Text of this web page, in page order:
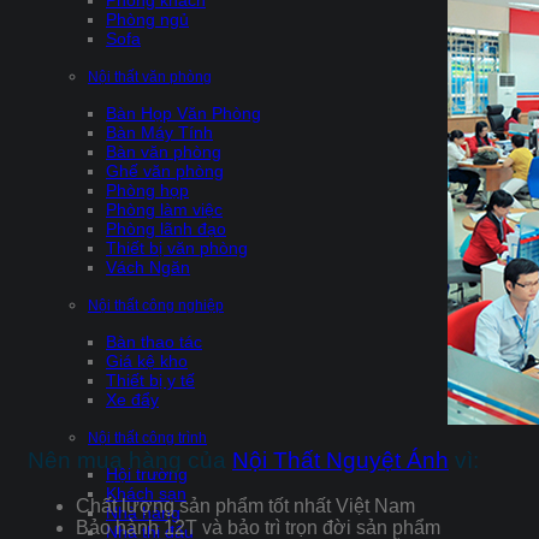
Phòng ngủ
Sofa
Nội thất văn phòng
Bàn Họp Văn Phòng
Bàn Máy Tính
Bàn văn phòng
Ghế văn phòng
Phòng họp
Phòng làm việc
Phòng lãnh đạo
Thiết bị văn phòng
Vách Ngăn
Nội thất công nghiệp
Bàn thao tác
Giá kệ kho
Thiết bị y tế
Xe đẩy
Nội thất công trình
Hội trường
Khách sạn
Nhà hàng
Nhà thi đấu
Nên mua hàng của Nội Thất Nguyệt Ánh vì:
Chất lượng sản phẩm tốt nhất Việt Nam
Bảo hành 12T và bảo trì trọn đời sản phẩm